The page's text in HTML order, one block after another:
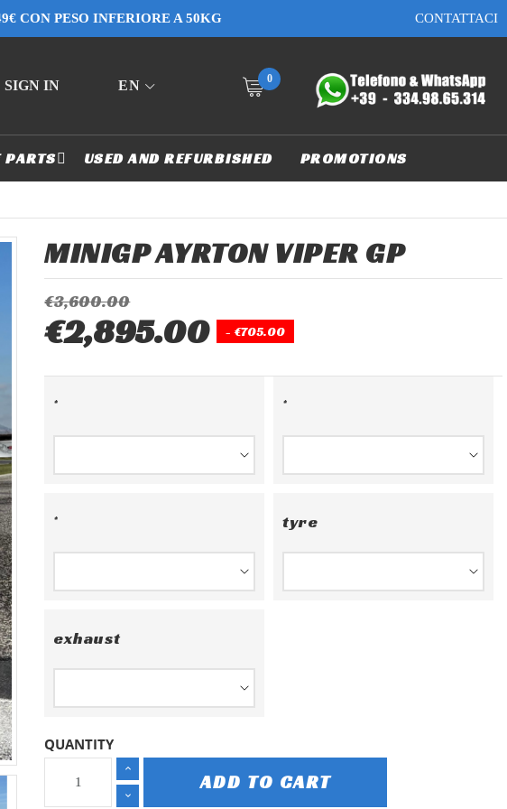
CON PESO INFERIORE A 50KG CONTATTACI
EN 0
SIGN IN
PARTS USED AND REFURBISHED PROMOTIONS
MINIGP AYRTON VIPER GP
€3,600.00
€2,895.00 - €705.00
* *
* tyre
exhaust
QUANTITY
ADD TO CART